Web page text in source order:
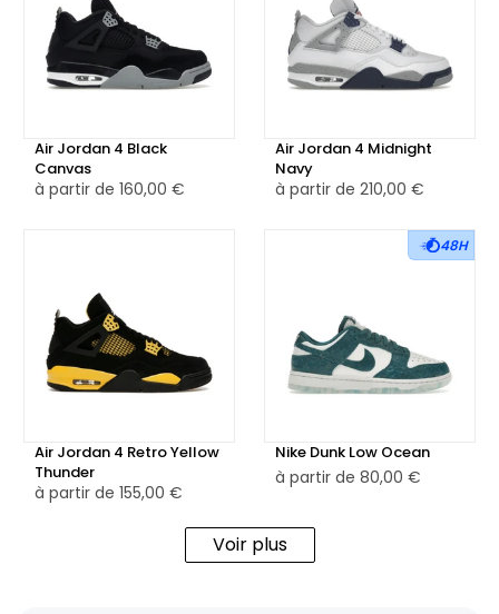
Air Jordan 4 Black
Canvas
à partir de 160,00 €
Air Jordan 4 Midnight
Navy
à partir de 210,00 €
Air Jordan 4 Retro Yellow
Thunder
à partir de 155,00 €
48H
Nike Dunk Low Ocean
à partir de 80,00 €
Voir plus